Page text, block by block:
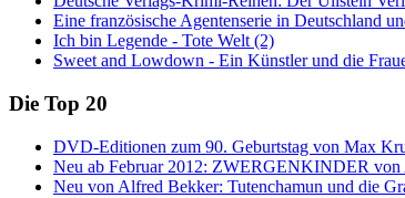
Eine französische Agentenserie in Deutschland
Ich bin Legende - Tote Welt (2)
Sweet and Lowdown - Ein Künstler und die
Die Top 20
DVD-Editionen zum 90. Geburtstag von Max
Neu ab Februar 2012: ZWERGENKINDER
Neu von Alfred Bekker: Tutenchamun und die